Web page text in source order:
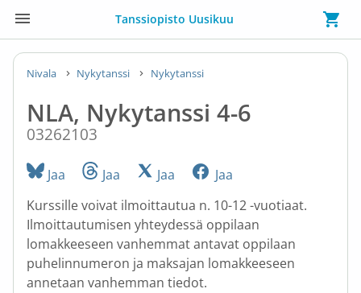
Tanssiopisto Uusikuu
Nivala Nykytanssi Nykytanssi
NLA, Nykytanssi 4-6
03262103
Jaa Jaa Jaa
Jaa
Kurssille voivat ilmoittautua n. 10-12 -vuotiaat.
Ilmoittautumisen yhteydessä oppilaan
lomakkeeseen vanhemmat antavat oppilaan
puhelinnumeron ja maksajan lomakkeeseen
annetaan vanhemman tiedot.